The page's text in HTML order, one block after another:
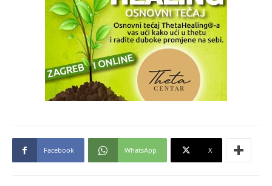
Facebook WhatsApp X